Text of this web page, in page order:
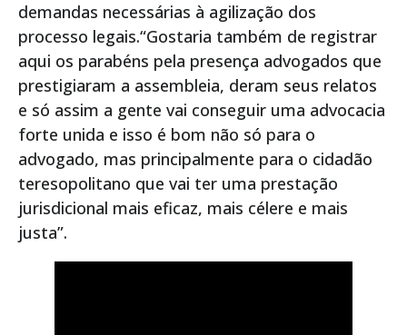
demandas necessárias à agilização dos
processo legais.“Gostaria também de registrar
aqui os parabéns pela presença advogados que
prestigiaram a assembleia, deram seus relatos
e só assim a gente vai conseguir uma advocacia
forte unida e isso é bom não só para o
advogado, mas principalmente para o cidadão
teresopolitano que vai ter uma prestação
jurisdicional mais eficaz, mais célere e mais
justa”.